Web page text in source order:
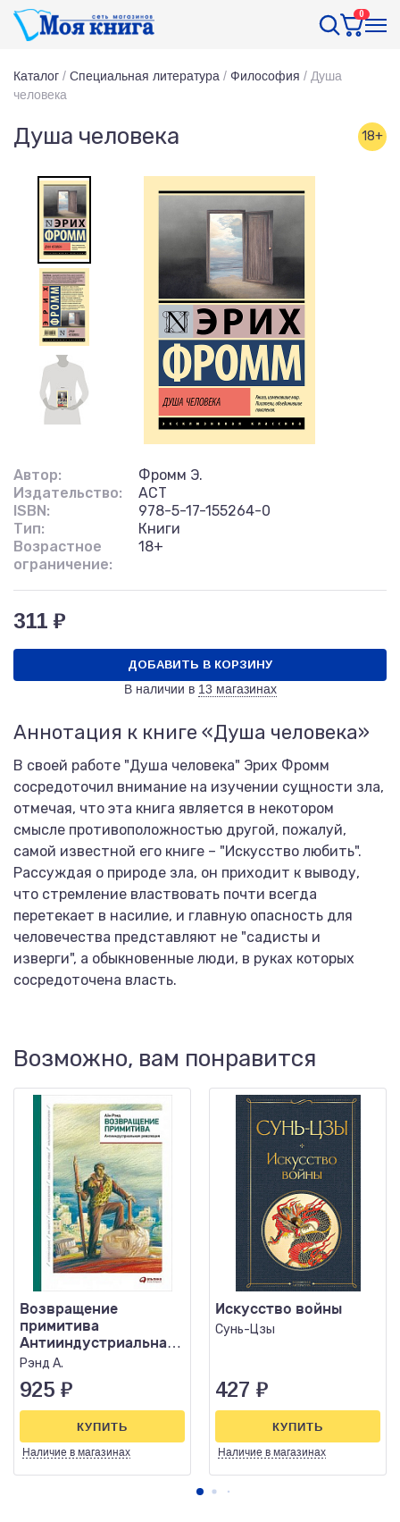
0
Каталог / Специальная литература / Философия / Душа
человека
Душа человека 18+
Автор:
Фромм Э.
Издательство:
АСТ
ISBN:
978-5-17-155264-0
Тип:
Книги
Возрастное
ограничение:
18+
311 ₽
ДОБАВИТЬ В КОРЗИНУ
В наличии в 13 магазинах
Аннотация к книге «Душа человека»
В своей работе "Душа человека" Эрих Фромм
сосредоточил внимание на изучении сущности зла,
отмечая, что эта книга является в некотором
смысле противоположностью другой, пожалуй,
самой известной его книге – "Искусство любить".
Рассуждая о природе зла, он приходит к выводу,
что стремление властвовать почти всегда
перетекает в насилие, и главную опасность для
человечества представляют не "садисты и
изверги", а обыкновенные люди, в руках которых
сосредоточена власть.
Возможно, вам понравится
Возвращение
примитива
Антииндустриальная
революция
Рэнд А.
925 ₽
Наличие в магазинах
КУПИТЬ
Искусство войны
Сунь-Цзы
427 ₽
Наличие в магазинах
КУПИТЬ